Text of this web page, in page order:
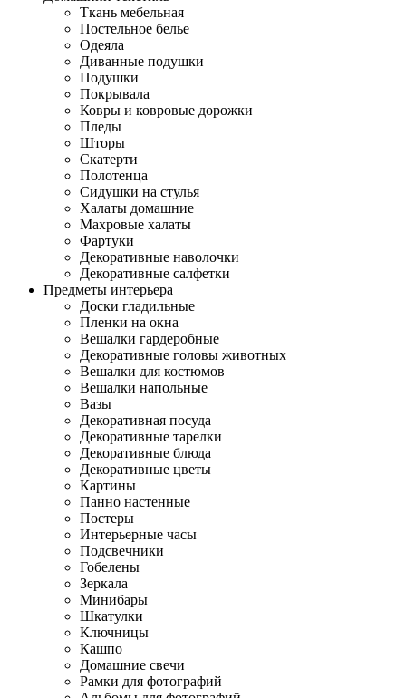
Ткань мебельная
Постельное белье
Одеяла
Диванные подушки
Подушки
Покрывала
Ковры и ковровые дорожки
Пледы
Шторы
Скатерти
Полотенца
Сидушки на стулья
Халаты домашние
Махровые халаты
Фартуки
Декоративные наволочки
Декоративные салфетки
Предметы интерьера
Доски гладильные
Пленки на окна
Вешалки гардеробные
Декоративные головы животных
Вешалки для костюмов
Вешалки напольные
Вазы
Декоративная посуда
Декоративные тарелки
Декоративные блюда
Декоративные цветы
Картины
Панно настенные
Постеры
Интерьерные часы
Подсвечники
Гобелены
Зеркала
Минибары
Шкатулки
Ключницы
Кашпо
Домашние свечи
Рамки для фотографий